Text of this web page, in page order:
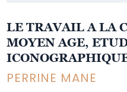
LE TRAVAIL A LA
MOYEN AGE,
PERRINE MANE